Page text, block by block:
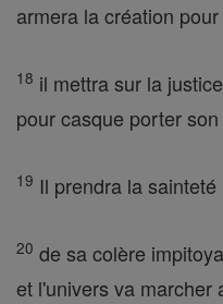
armera la création
18 il mettra sur la
pour casque porter
19 Il prendra la
20 de sa colère
et l'univers va marcher